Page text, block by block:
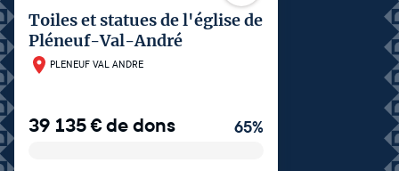
Toiles et statues de l'église de
Pléneuf-Val-André
PLENEUF VAL ANDRE
39 135€de dons 65%